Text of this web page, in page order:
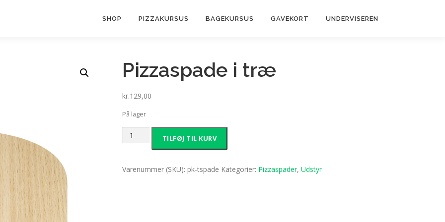
SHOP PIZZAKURSUS BAGEKURSUS GAVEKORT UNDERVISEREN
Pizzaspade i træ
kr.129,00
På lager
Pizzaspade
antal
TILFØJ TIL KURV
Varenummer (SKU):pk-tspade Kategorier: Pizzaspader,Udstyr